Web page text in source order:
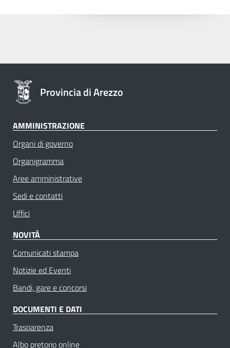
Provincia di Arezzo
AMMINISTRAZIONE
Organi di governo
Organigramma
Aree amministrative
Sedi e contatti
Uffici
NOVITÀ
Comunicati stampa
Notizie ed Eventi
Bandi, gare e concorsi
DOCUMENTI E DATI
Trasparenza
Albo pretorio online